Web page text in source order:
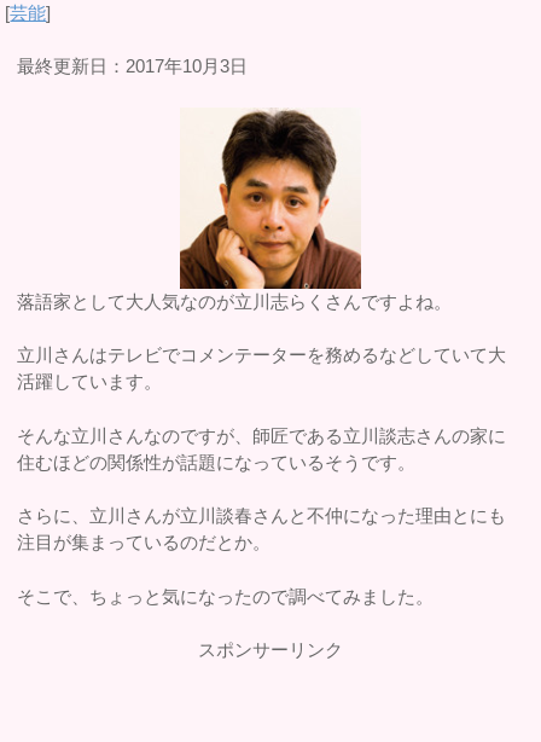
[芸能]
最終更新日：2017年10月3日
落語家として大人気なのが立川志らくさんですよね。
立川さんはテレビでコメンテーターを務めるなどしていて大
活躍しています。
そんな立川さんなのですが、師匠である立川談志さんの家に
住むほどの関係性が話題になっているそうです。
さらに、立川さんが立川談春さんと不仲になった理由とにも
注目が集まっているのだとか。
そこで、ちょっと気になったので調べてみました。
スポンサーリンク